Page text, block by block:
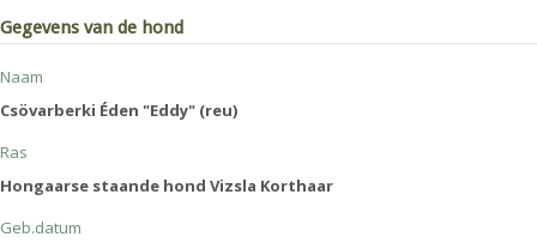
Gegevens van de hond
Naam
Csövarberki Éden "Eddy" (reu)
Ras
Hongaarse staande hond Vizsla Korthaar
Geb.datum